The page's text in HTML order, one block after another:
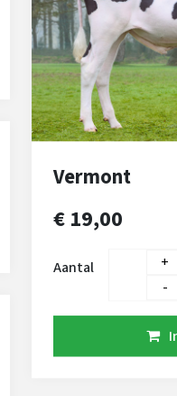
Vermont
€ 19,00
Aantal
+
-